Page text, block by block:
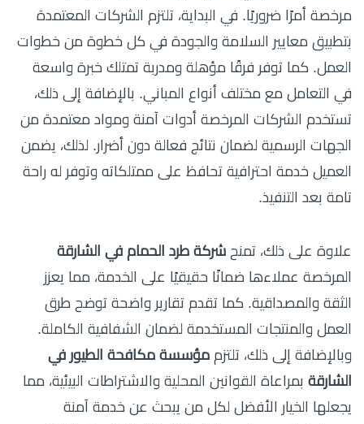
مرخصة أمرًا ضروريًا. في البداية، تلتزم الشركات المعتمدة
بتطبيق معايير السلامة والجودة في كل خطوة من خطوات
العمل. كما توفر فرقًا مؤهلة ومدربة تمتلك خبرة واسعة
في التعامل مع مختلف أنواع المباني. بالإضافة إلى ذلك،
تستخدم الشركات المرخصة أدوات آمنة ومواد معتمدة من
الجهات الرسمية لضمان نتائج فعالة دون أضرار. لذلك، يضمن
العميل خدمة احترافية تحافظ على ممتلكاته وتوفر له راحة
تامة بعد التنفيذ.
علاوة على ذلك، تمنح شركة طرد الحمام في الشارقة
المرخصة عملاءها ضمانًا حقيقيًا على الخدمة، مما يعزز
الثقة والمصداقية. كما تقدم تقارير واضحة توضح طرق
العمل والمنتجات المستخدمة لضمان الشفافية الكاملة.
وبالإضافة إلى ذلك، تلتزم مؤسسة مكافحة الطيور في
الشارقة بمراعاة القوانين المحلية والاشتراطات البيئية، مما
يجعلها الخيار الأفضل لكل من يبحث عن خدمة آمنة